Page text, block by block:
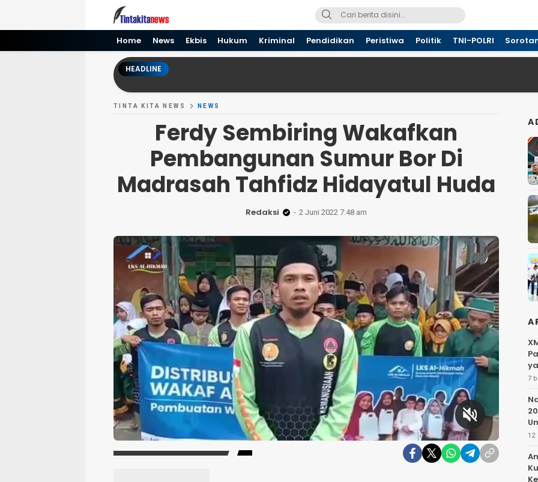
Tinta kita News
Informasi Terkini
Home News Ekbis Hukum Kriminal Pendidikan Peristiwa Politik TNI-POLRI
HEADLINE
TINTA KITA NEWS NEWS
Ferdy Sembiring Wakafkan
Pembangunan Sumur Bor Di
Madrasah Tahfidz Hidayatul Huda
Redaksi 2 Juni 2022 7:48 am
7
12